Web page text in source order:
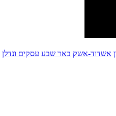
אשדוד-אשק באר שבע עסקים ונדלן